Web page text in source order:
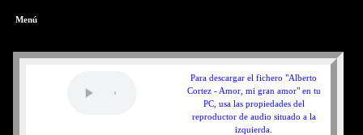
Menú
Para descargar el fichero "Alberto
Cortez - Amor, mi gran amor" en tu
PC, usa las propiedades del
reproductor de audio situado a la
izquierda.